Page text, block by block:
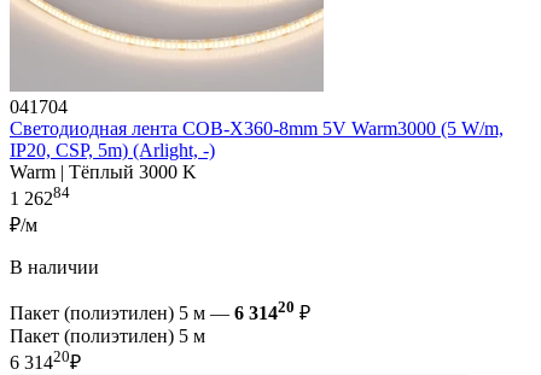
041704
Светодиодная лента COB-X360-8mm 5V Warm3000 (5 W/m,
IP20, CSP, 5m) (Arlight, -)
Warm | Тёплый 3000 K
1 26284
₽/м
В наличии
Пакет (полиэтилен) 5 м — 6 31420 ₽
Пакет (полиэтилен) 5 м
6 31420₽